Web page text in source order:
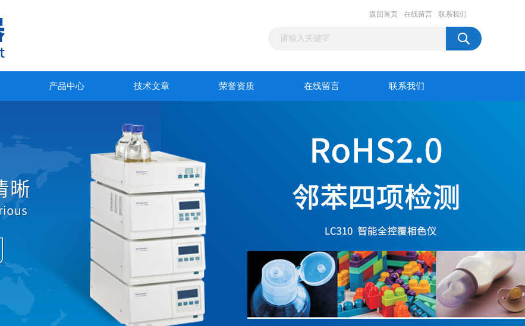
返回首页 在线留言 联系我们
产品中心 技术文章 荣誉资质 在线留言 联系我们